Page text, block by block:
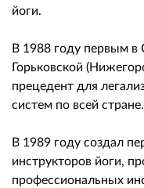
йоги.
В 1988 году первым в
Горьковской
прецедент для
систем по всей стране.
В 1989 году создал
инструкторов йоги,
профессиональных